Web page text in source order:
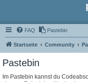
FAQ Pastebin
Startseite Community
Pastebin
Im Pastebin kannst du